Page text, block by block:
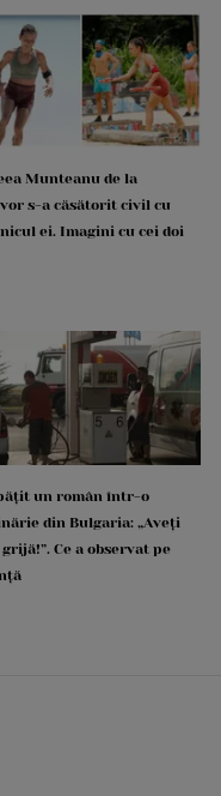
Munteanu de la
s-a căsătorit civil cu
ei. Imagini cu cei doi
un român într-o
din Bulgaria: „Aveți
Ce a observat pe